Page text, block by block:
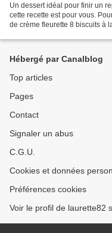
Un dessert idéal pour finir un
cette recette est pour vous.
de crème fleurette 8 biscuits à
Hébergé par Canalblog
Top articles
Pages
Contact
Signaler un abus
C.G.U.
Cookies et données
Préférences cookies
Voir le profil de laurette82